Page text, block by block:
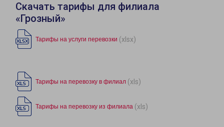
Скачать тарифы для филиала
«Грозный»
Тарифы на услуги перевозки (xlsx)
Тарифы на перевозку в филиал (xls)
Тарифы на перевозку из филиала (xls)